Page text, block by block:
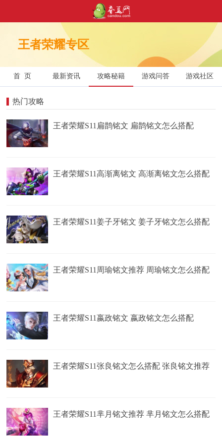
王者荣耀专区
首 页 最新资讯 攻略秘籍 游戏问答 游戏社区
热门攻略
王者荣耀S11扁鹊铭文 扁鹊铭文怎么搭配
王者荣耀S11高渐离铭文 高渐离铭文怎么搭配
王者荣耀S11姜子牙铭文 姜子牙铭文怎么搭配
王者荣耀S11周瑜铭文推荐 周瑜铭文怎么搭配
王者荣耀S11嬴政铭文 嬴政铭文怎么搭配
王者荣耀S11张良铭文怎么搭配 张良铭文推荐
王者荣耀S11芈月铭文推荐 芈月铭文怎么搭配